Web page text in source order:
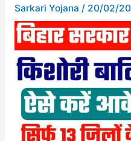
Sarkari Yojana / 20/02/